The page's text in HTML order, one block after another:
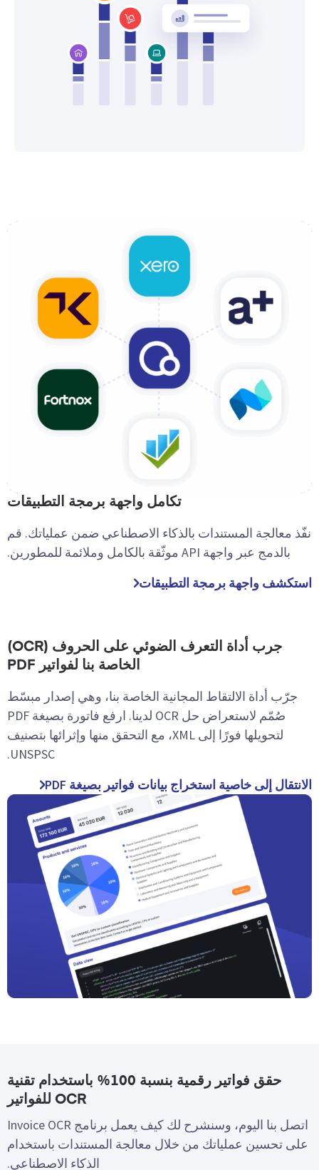
تكامل واجهة برمجة التطبيقات
نفّذ معالجة المستندات بالذكاء الاصطناعي ضمن عملياتك. قم
بالدمج عبر واجهة API موثّقة بالكامل وملائمة للمطورين.
استكشف واجهة برمجة التطبيقات
جرب أداة التعرف الضوئي على الحروف (OCR)
الخاصة بنا لفواتير PDF
جرّب أداة الالتقاط المجانية الخاصة بنا، وهي إصدار مبسّط
صُمّم لاستعراض حل OCR لدينا. ارفع فاتورة بصيغة PDF
لتحويلها فورًا إلى XML، مع التحقق منها وإثرائها بتصنيف
UNSPSC.
الانتقال إلى خاصية استخراج بيانات فواتير بصيغة PDF
حقق فواتير رقمية بنسبة 100% باستخدام تقنية
OCR للفواتير
اتصل بنا اليوم، وسنشرح لك كيف يعمل برنامج Invoice OCR
على تحسين عملياتك من خلال معالجة المستندات باستخدام
الذكاء الاصطناعي.